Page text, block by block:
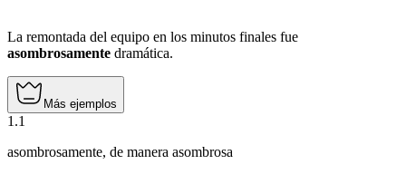
La remontada del equipo en los minutos finales fue
asombrosamente dramática.
Más ejemplos
1 .1
asombrosamente, de manera asombrosa